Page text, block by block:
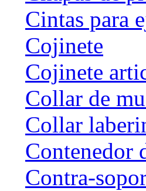
Cintas para
Cojinete
Cojinete
Collar de
Collar
Contenedor
Contra-